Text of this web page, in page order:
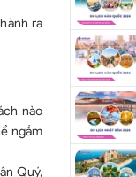
lịch quốc tế trong
thường tối đa
Trung Quốc với
khách trên 70
BAO GỒM
chiếu.
như: Đồ uống,
ra
nào
ngắm
Quý,